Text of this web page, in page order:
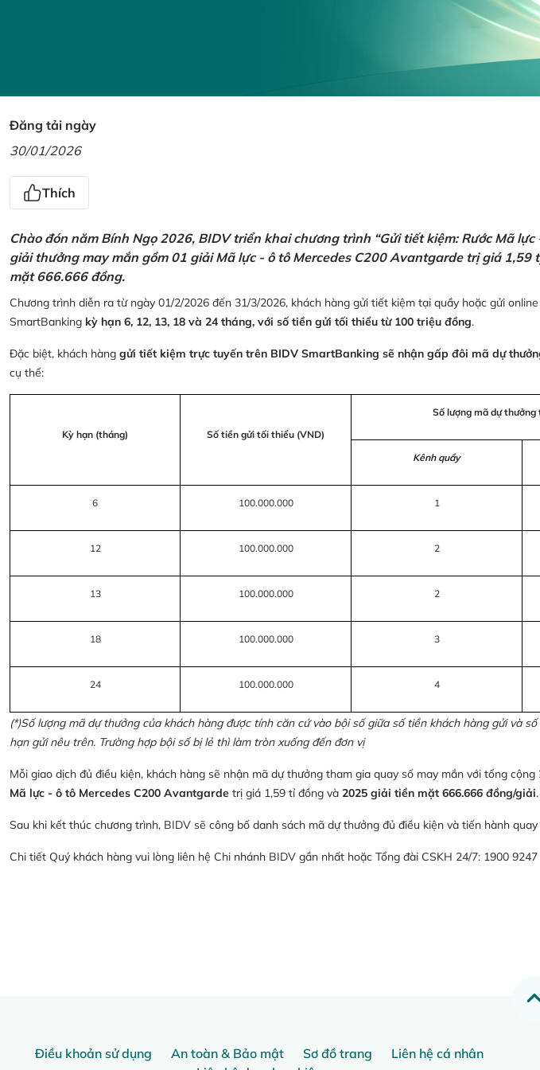
Đăng tải ngày
30/01/2026
Thích
Chào đón năm Bính Ngọ 2026, BIDV triển khai chương trình “Gửi tiết kiệm: Rước Mã
giải thưởng may mắn gồm 01 giải Mã lực - ô tô Mercedes C200 Avantgarde trị giá 1,59
mặt 666.666 đồng.
Chương trình diễn ra từ ngày 01/2/2026 đến 31/3/2026, khách hàng gửi tiết kiệm tại quầy hoặc gửi
SmartBanking kỳ hạn 6, 12, 13, 18 và 24 tháng, với số tiền gửi tối thiểu từ 100 triệu đồng.
Đặc biệt, khách hàng gửi tiết kiệm trực tuyến trên BIDV SmartBanking sẽ nhận gấp đôi mã dự
cụ thể:
Kỳ hạn (tháng) Số tiền gửi tối thiểu (VND)
Số lượng mã dự thưởng
Kênh quầy
6 100.000.000 1
12 100.000.000 2
13 100.000.000 2
18 100.000.000 3
24 100.000.000 4
(*)Số lượng mã dự thưởng của khách hàng được tính căn cứ vào bội số giữa số tiền khách hàng gửi và
hạn gửi nêu trên. Trường hợp bội số bị lẻ thì làm tròn xuống đến đơn vị
Mỗi giao dịch đủ điều kiện, khách hàng sẽ nhận mã dự thưởng tham gia quay số may mắn với tổng
Mã lực - ô tô Mercedes C200 Avantgarde trị giá 1,59 tỉ đồng và 2025 giải tiền mặt 666.666 đồng/giải.
Sau khi kết thúc chương trình, BIDV sẽ công bố danh sách mã dự thưởng đủ điều kiện và tiến hành
Chi tiết Quý khách hàng vui lòng liên hệ Chi nhánh BIDV gần nhất hoặc Tổng đài CSKH 24/7: 1900 9247
Điều khoản sử dụng An toàn & Bảo mật Sơ đồ trang
Liên hệ cá nhân